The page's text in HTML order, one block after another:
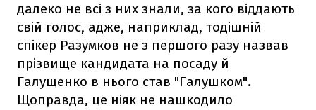
далеко не всі з них знали, за кого віддають
свій голос, адже, наприклад, тодішній
спікер Разумков не з першого разу назвав
прізвище кандидата на посаду й
Галущенко в нього став "Галушком".
Щоправда, це ніяк не нашкодило